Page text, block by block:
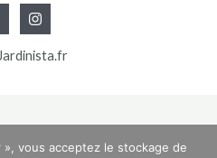
vous acceptez le stockage de